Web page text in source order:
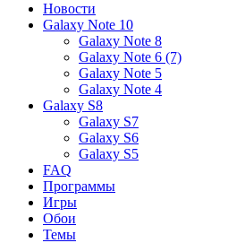
Новости
Galaxy Note 10
Galaxy Note 8
Galaxy Note 6 (7)
Galaxy Note 5
Galaxy Note 4
Galaxy S8
Galaxy S7
Galaxy S6
Galaxy S5
FAQ
Программы
Игры
Обои
Темы